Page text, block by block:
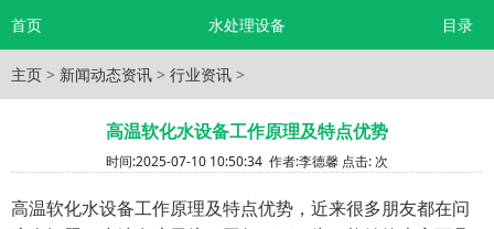
首页 水处理设备 目录
主页 > 新闻动态资讯 > 行业资讯 >
高温软化水设备工作原理及特点优势
时间:2025-07-10 10:50:34 作者:李德馨 点击: 次
高温软化水设备工作原理及特点优势，近来很多朋友都在问